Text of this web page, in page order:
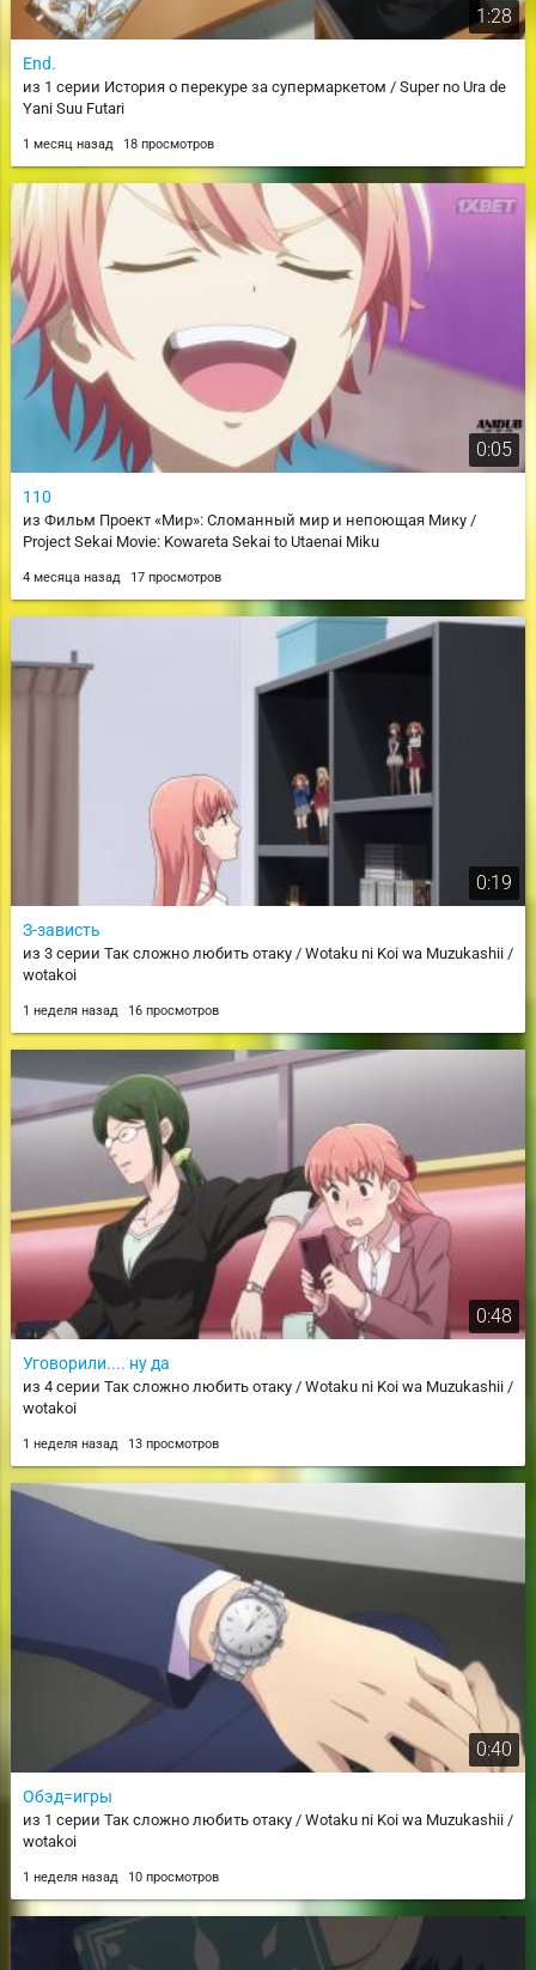
1:28
End.
из 1 серии История о перекуре за супермаркетом / Super no Ura de
Yani Suu Futari
1 месяц назад 18 просмотров
0:05
110
из Фильм Проект «Мир»: Сломанный мир и непоющая Мику /
Project Sekai Movie: Kowareta Sekai to Utaenai Miku
4 месяца назад 17 просмотров
0:19
З-зависть
из 3 серии Так сложно любить отаку / Wotaku ni Koi wa Muzukashii /
wotakoi
1 неделя назад 16 просмотров
0:48
Уговорили.... ну да
из 4 серии Так сложно любить отаку / Wotaku ni Koi wa Muzukashii /
wotakoi
1 неделя назад 13 просмотров
0:40
Обэд=игры
из 1 серии Так сложно любить отаку / Wotaku ni Koi wa Muzukashii /
wotakoi
1 неделя назад 10 просмотров